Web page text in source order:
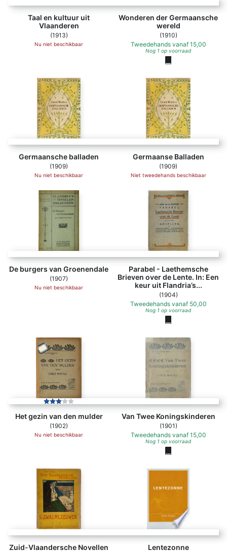
Taal en kultuur uit
Vlaanderen
(1913)
Nu niet beschikbaar
Wonderen der Germaansche
wereld
(1910)
Tweedehands vanaf 15,00
Nog 1 op voorraad
Germaansche balladen
(1909)
Nu niet beschikbaar
Germaanse Balladen
(1909)
Niet tweedehands beschikbaar
De burgers van Groenendale
(1907)
Nu niet beschikbaar
Parabel - Laethemsche
Brieven over de Lente. In: Een
keur uit Flandria’s...
(1904)
Tweedehands vanaf 50,00
Nog 1 op voorraad
Het gezin van den mulder
(1902)
Nu niet beschikbaar
Van Twee Koningskinderen
(1901)
Tweedehands vanaf 15,00
Nog 1 op voorraad
Zuid-Vlaandersche Novellen Lentezonne